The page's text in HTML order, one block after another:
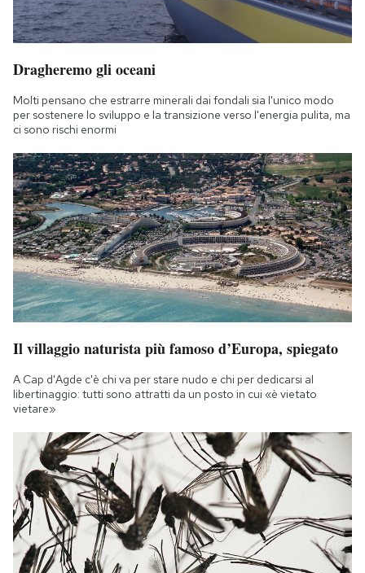
Area Personale
Newsletter
Notifiche mobile
Hai bisogno di aiuto?
Esci
Dragheremo gli oceani
Molti pensano che estrarre minerali dai fondali sia l'unico modo
per sostenere lo sviluppo e la transizione verso l'energia pulita, ma
ci sono rischi enormi
Il villaggio naturista più famoso d’Europa, spiegato
A Cap d'Agde c'è chi va per stare nudo e chi per dedicarsi al
libertinaggio: tutti sono attratti da un posto in cui «è vietato
vietare»